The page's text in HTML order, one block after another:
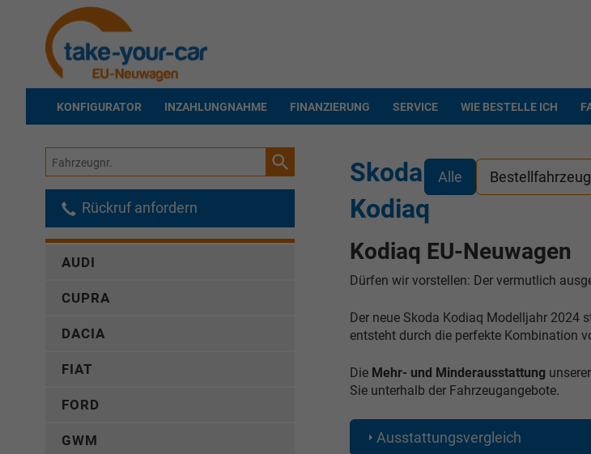
KONFIGURATOR INZAHLUNGNAHME FINANZIERUNG SERVICE WIE BESTELLE ICH
Alle
Skoda
Kodiaq
Kodiaq EU-Neuwagen
Dürfen wir vorstellen: Der vermutlich
Der neue Skoda Kodiaq Modelljahr 2024
entsteht durch die perfekte Kombination
DieMehr- und Minderausstattung
Sie unterhalb der Fahrzeugangebote.
Ausstattungsvergleich
Fahrzeugnr.
Rückruf anfordern
AUDI
CUPRA
DACIA
FIAT
FORD
GWM